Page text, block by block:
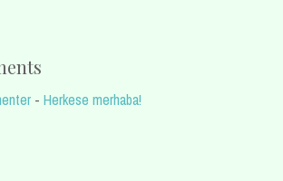
- Herkese merhaba!